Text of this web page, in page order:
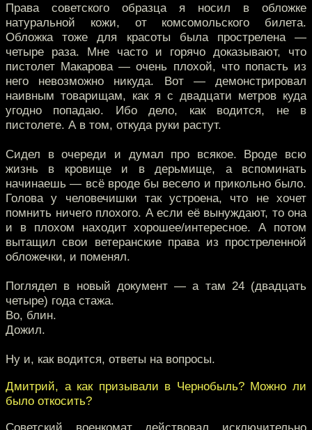
Права советского образца я носил в обложке
натуральной кожи, от комсомольского билета.
Обложка тоже для красоты была прострелена —
четыре раза. Мне часто и горячо доказывают, что
пистолет Макарова — очень плохой, что попасть из
него невозможно никуда. Вот — демонстрировал
наивным товарищам, как я с двадцати метров куда
угодно попадаю. Ибо дело, как водится, не в
пистолете. А в том, откуда руки растут.
Сидел в очереди и думал про всякое. Вроде всю
жизнь в кровище и в дерьмище, а вспоминать
начинаешь — всё вроде бы весело и прикольно было.
Голова у человечишки так устроена, что не хочет
помнить ничего плохого. А если её вынуждают, то она
и в плохом находит хорошее/интересное. А потом
вытащил свои ветеранские права из простреленной
обложечки, и поменял.
Поглядел в новый документ — а там 24 (двадцать
четыре) года стажа.
Во, блин.
Дожил.
Ну и, как водится, ответы на вопросы.
Дмитрий, а как призывали в Чернобыль? Можно ли
было откосить?